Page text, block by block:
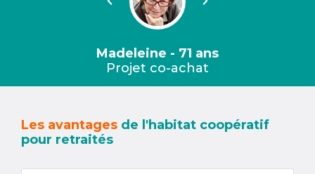
Précédent Suivant
Madeleine - 71 ans
Projet co-achat
Les avantages de l'habitat coopératif
pour retraités